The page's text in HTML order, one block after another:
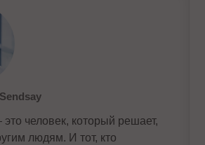
человек, который решает,
людям. И тот, кто